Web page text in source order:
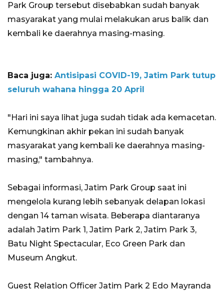
Park Group tersebut disebabkan sudah banyak
masyarakat yang mulai melakukan arus balik dan
kembali ke daerahnya masing-masing.
Baca juga: Antisipasi COVID-19, Jatim Park tutup
seluruh wahana hingga 20 April
"Hari ini saya lihat juga sudah tidak ada kemacetan.
Kemungkinan akhir pekan ini sudah banyak
masyarakat yang kembali ke daerahnya masing-
masing," tambahnya.
Sebagai informasi, Jatim Park Group saat ini
mengelola kurang lebih sebanyak delapan lokasi
dengan 14 taman wisata. Beberapa diantaranya
adalah Jatim Park 1, Jatim Park 2, Jatim Park 3,
Batu Night Spectacular, Eco Green Park dan
Museum Angkut.
Guest Relation Officer Jatim Park 2 Edo Mayranda